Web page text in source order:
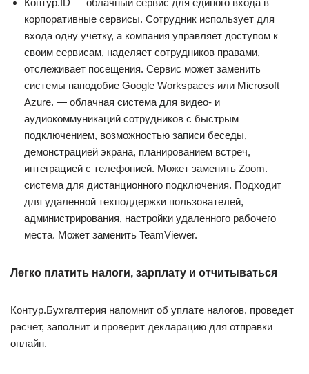
Контур.ID — облачный сервис для единого входа в
корпоративные сервисы. Сотрудник использует для
входа одну учетку, а компания управляет доступом к
своим сервисам, наделяет сотрудников правами,
отслеживает посещения. Сервис может заменить
системы наподобие Google Workspaces или Microsoft
Azure. — облачная система для видео- и
аудиокоммуникаций сотрудников с быстрым
подключением, возможностью записи беседы,
демонстрацией экрана, планированием встреч,
интеграцией с телефонией. Может заменить Zoom. —
система для дистанционного подключения. Подходит
для удаленной техподдержки пользователей,
администрирования, настройки удаленного рабочего
места. Может заменить TeamViewer.
Легко платить налоги, зарплату и отчитываться
Контур.Бухгалтерия напомнит об уплате налогов, проведет
расчет, заполнит и проверит декларацию для отправки
онлайн.